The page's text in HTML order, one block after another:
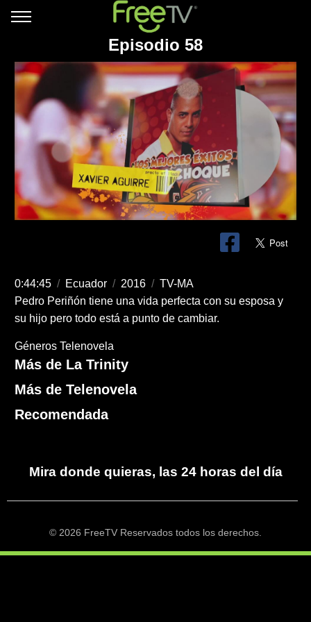
Episodio 58
0:44:45 / Ecuador / 2016 / TV-MA
Pedro Periñón tiene una vida perfecta con su esposa y
su hijo pero todo está a punto de cambiar.
Géneros Telenovela
Más de La Trinity
Más de Telenovela
Recomendada
Mira donde quieras, las 24 horas del día
© 2026 FreeTV Reservados todos los derechos.